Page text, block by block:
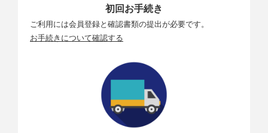
初回お手続き
ご利用には会員登録と確認書類の提出が必要です。
お手続きについて確認する